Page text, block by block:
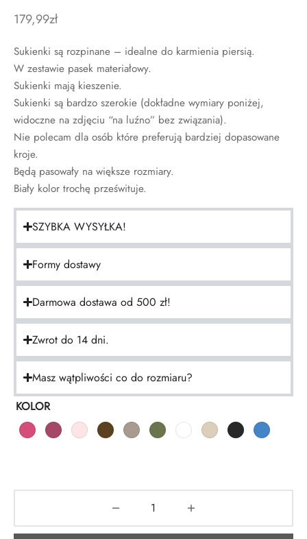
179,99zł
Sukienki są rozpinane – idealne do karmienia piersią.
W zestawie pasek materiałowy.
Sukienki mają kieszenie.
Sukienki są bardzo szerokie (dokładne wymiary poniżej,
widoczne na zdjęciu “na luźno” bez związania).
Nie polecam dla osób które preferują bardziej dopasowane
kroje.
Będą pasowały na większe rozmiary.
Biały kolor trochę prześwituje.
SZYBKA WYSYŁKA!
Formy dostawy
Darmowa dostawa od 500 zł!
Zwrot do 14 dni.
Masz wątpliwości co do rozmiaru?
KOLOR